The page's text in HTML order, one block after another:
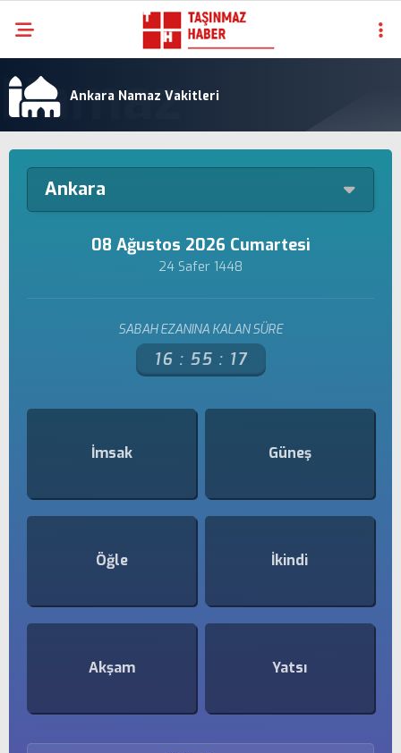
Ankara Namaz Vakitleri
Ankara
08 Ağustos 2026 Cumartesi
24 Safer 1448
SABAH EZANINA KALAN SÜRE
16 : 55 : 17
İmsak Güneş
Öğle İkindi
Akşam Yatsı